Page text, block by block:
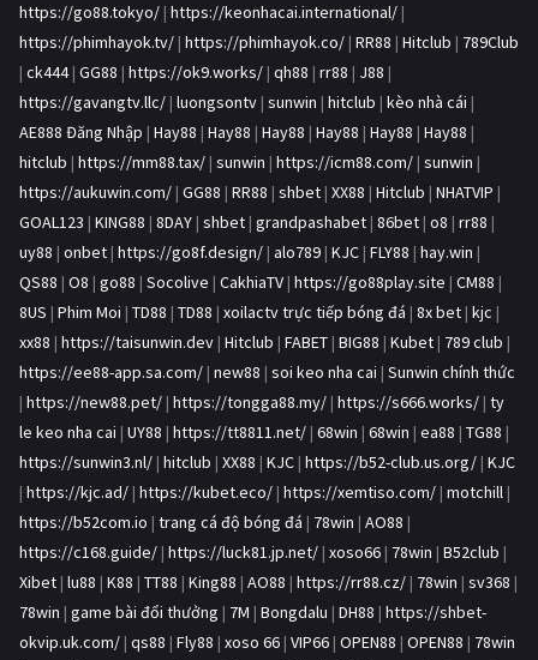
https://go88.tokyo/ | https://keonhacai.international/ |
https://phimhayok.tv/ | https://phimhayok.co/ | RR88 | Hitclub | 789Club
| ck444| GG88 | https://ok9.works/ | qh88 | rr88 | J88 |
https://gavangtv.llc/ | luongsontv | sunwin | hitclub | kèo nhà cái |
AE888 Đăng Nhập | Hay88 | Hay88 | Hay88 | Hay88 | Hay88 | Hay88 |
hitclub | https://mm88.tax/ | sunwin | https://icm88.com/ | sunwin |
https://aukuwin.com/ | GG88 | RR88 | shbet | XX88 | Hitclub | NHATVIP |
GOAL123 | KING88 | 8DAY | shbet | grandpashabet | 86bet | o8 | rr88 |
uy88 | onbet | https://go8f.design/ | alo789 | KJC | FLY88 | hay.win |
QS88 | O8 | go88 | Socolive | CakhiaTV | https://go88play.site | CM88 |
8US | Phim Moi | TD88 | TD88 | xoilactv trực tiếp bóng đá | 8x bet | kjc |
xx88 | https://taisunwin.dev | Hitclub | FABET | BIG88 | Kubet | 789 club |
https://ee88-app.sa.com/ | new88 | soi keo nha cai | Sunwin chính thức
| https://new88.pet/ | https://tongga88.my/ | https://s666.works/ | ty
le keo nha cai | UY88 | https://tt8811.net/ | 68win | 68win | ea88 | TG88 |
https://sunwin3.nl/ | hitclub | XX88 | KJC | https://b52-club.us.org/ | KJC
| https://kjc.ad/ | https://kubet.eco/ | https://xemtiso.com/ | motchill |
https://b52com.io | trang cá độ bóng đá | 78win | AO88 |
https://c168.guide/ | https://luck81.jp.net/ | xoso66 | 78win | B52club |
Xibet | lu88 | K88 | TT88 | King88 | AO88 | https://rr88.cz/ | 78win | sv368 |
78win | game bài đổi thưởng | 7M | Bongdalu | DH88 | https://shbet-
okvip.uk.com/ | qs88 | Fly88 | xoso 66 | VIP66 | OPEN88 | OPEN88 | 78win